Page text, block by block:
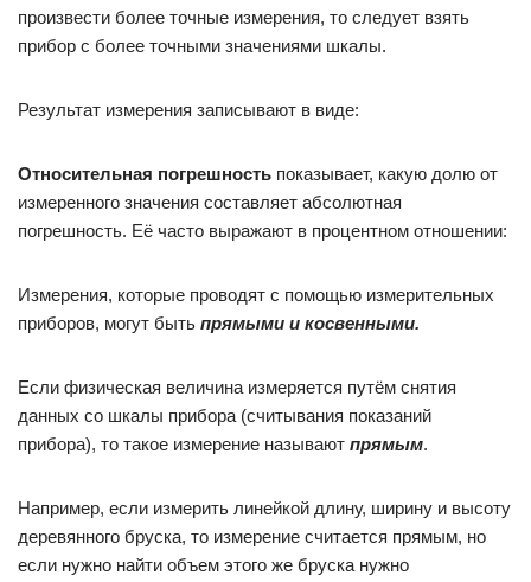
произвести более точные измерения, то следует взять
прибор с более точными значениями шкалы.
Результат измерения записывают в виде:
Относительная погрешность показывает, какую долю от
измеренного значения составляет абсолютная
погрешность. Её часто выражают в процентном отношении:
Измерения, которые проводят с помощью измерительных
приборов, могут быть прямыми и косвенными.
Если физическая величина измеряется путём снятия
данных со шкалы прибора (считывания показаний
прибора), то такое измерение называют прямым.
Например, если измерить линейкой длину, ширину и высоту
деревянного бруска, то измерение считается прямым, но
если нужно найти объем этого же бруска нужно